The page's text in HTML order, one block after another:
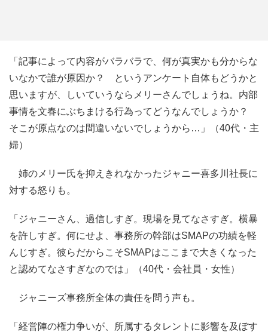
「記事によって内容がバラバラで、何が真実かも分からな
いなかで誰が原因か？ というアンケート自体もどうかと
思いますが、しいていうならメリーさんでしょうね。内部
事情を文春にぶちまける行為ってどうなんでしょうか？
そこが原点なのは間違いないでしょうから…」（40代・主
婦）
姉のメリー氏を抑えきれなかったジャニー喜多川社長に
対する怒りも。
「ジャニーさん、過信しすぎ。現場を見てなさすぎ。横暴
を許しすぎ。何にせよ、事務所の幹部はSMAPの功績を軽
んじすぎ。彼らだからこそSMAPはここまで大きくなった
と認めてなさすぎなのでは」（40代・会社員・女性）
ジャニーズ事務所全体の責任を問う声も。
「経営陣の権力争いが、所属するタレントに影響を及ぼす